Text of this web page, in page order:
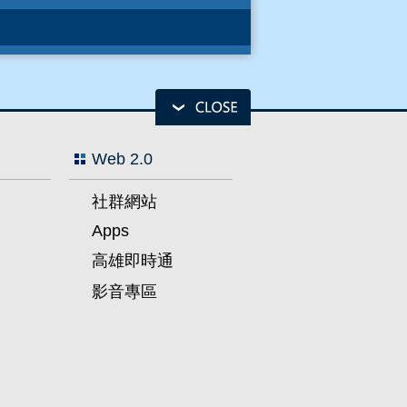
Web 2.0
社群網站
Apps
高雄即時通
影音專區